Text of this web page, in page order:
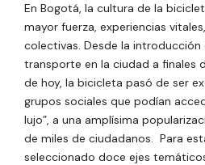
En Bogotá, la cultura de la
mayor fuerza, experiencias
colectivas. Desde la
transporte en la ciudad a finales
de hoy, la bicicleta pasó de ser
grupos sociales que podían
lujo”, a una amplísima
de miles de ciudadanos. Para
seleccionado doce ejes